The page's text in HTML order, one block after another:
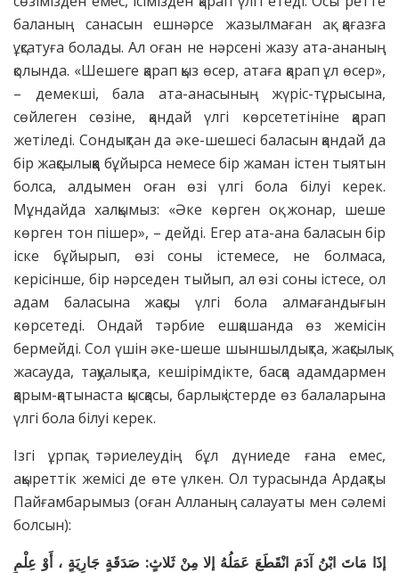
баланың санасын ешнәрсе жазылмаған ақ қағазға
ұқсатуға болады. Ал оған не нәрсені жазу ата-ананың
қолында. «Шешеге қарап қыз өсер, атаға қарап ұл өсер»,
– демекші, бала ата-анасының жүріс-тұрысына,
сөйлеген сөзіне, қандай үлгі көрсететініне қарап
жетіледі. Сондықтан да әке-шешесі баласын қандай да
бір жақсылыққа бұйырса немесе бір жаман істен тыятын
болса, алдымен оған өзі үлгі бола білуі керек.
Мұндайда халқымыз: «Әке көрген оқ жонар, шеше
көрген тон пішер», – дейді. Егер ата-ана баласын бір
іске бұйырып, өзі соны істемесе, не болмаса,
керісінше, бір нәрседен тыйып, ал өзі соны істесе, ол
адам баласына жақсы үлгі бола алмағандығын
көрсетеді. Ондай тәрбие ешқашанда өз жемісін
бермейді. Сол үшін әке-шеше шыншылдықта, жақсылық
жасауда, тақуалықта, кешірімдікте, басқа адамдармен
қарым-қатынаста қысқасы, барлық істерде өз балаларына
үлгі бола білуі керек.
Ізгі ұрпақ тәриелеудің бұл дүниеде ғана емес,
ақыреттік жемісі де өте үлкен. Ол турасында Ардақты
Пайғамбарымыз (оған Алланың салауаты мен сәлемі
болсын):
إذَا مَاتَ ابْنُ آدَمَ انْقَطَعَ عَمَلُهُ إلا مِنْ ثَلاثٍ: صَدَقَةٍ جَارِيَةٍ ، أَوْ عِلْمٍ